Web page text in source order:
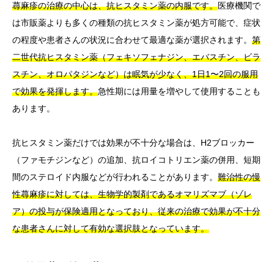
蕁麻疹の治療の中心は、抗ヒスタミン薬の内服です。医療機関で
は市販薬よりも多くの種類の抗ヒスタミン薬が処方可能で、症状
の程度や患者さんの状況に合わせて最適な薬が選択されます。 第
二世代抗ヒスタミン薬（フェキソフェナジン、エバスチン、ビラ
スチン、オロパタジンなど）は眠気が少なく、1日1〜2回の服用
で効果を発揮します。急性期には用量を増やして使用することも
あります。
抗ヒスタミン薬だけでは効果が不十分な場合は、H2ブロッカー
（ファモチジンなど）の追加、抗ロイコトリエン薬の併用、短期
間のステロイド内服などが行われることがあります。 難治性の慢
性蕁麻疹に対しては、生物学的製剤であるオマリズマブ（ゾレ
ア）の投与が保険適用となっており、従来の治療で効果が不十分
な患者さんに対して有効な選択肢となっています。